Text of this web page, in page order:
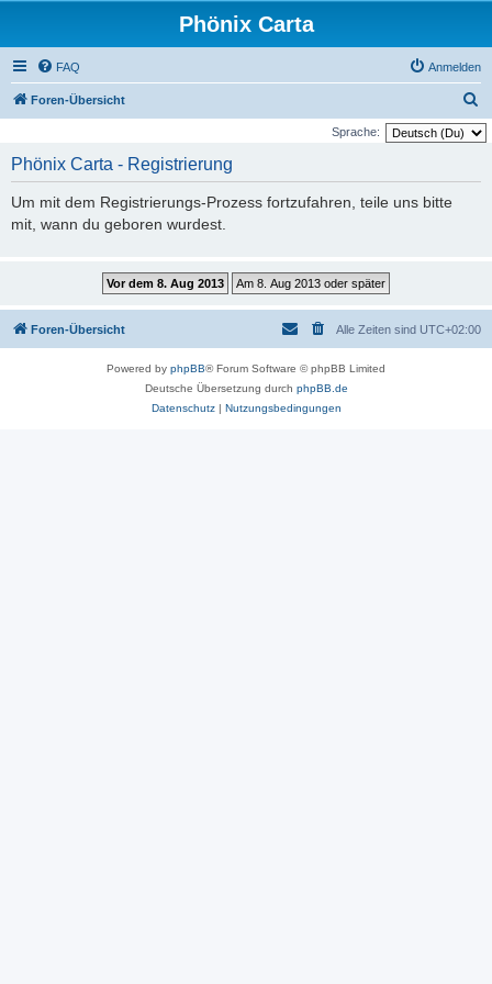
Phönix Carta
FAQ Anmelden
Foren-Übersicht
u
Sprache:
Phönix Carta - Registrierung
Um mit dem Registrierungs-Prozess fortzufahren, teile uns bitte
mit, wann du geboren wurdest.
Foren-Übersicht Alle Zeiten sind UTC+02:00
Powered by phpBB® Forum Software © phpBB Limited
Deutsche Übersetzung durch phpBB.de
Datenschutz| Nutzungsbedingungen